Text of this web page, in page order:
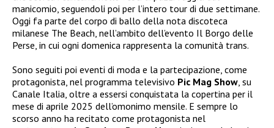
manicomio, seguendoli poi per l’intero tour di due settimane.
Oggi fa parte del corpo di ballo della nota discoteca
milanese The Beach, nell’ambito dell’evento Il Borgo delle
Perse, in cui ogni domenica rappresenta la comunità trans.
Sono seguiti poi eventi di moda e la partecipazione, come
protagonista, nel programma televisivo Pic Mag Show, su
Canale Italia, oltre a essersi conquistata la copertina per il
mese di aprile 2025 dell’omonimo mensile. E sempre lo
scorso anno ha recitato come protagonista nel